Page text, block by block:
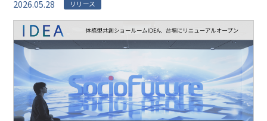
2026.05.28 リリース